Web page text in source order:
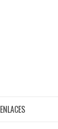
ENLACES